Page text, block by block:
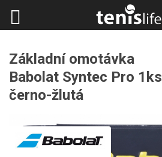
Základní omotávka
Babolat Syntec Pro 1ks
černo-žlutá